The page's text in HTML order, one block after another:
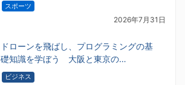
スポーツ
2026年7月31日
ドローンを飛ばし、プログラミングの基
礎知識を学ぼう 大阪と東京の…
ビジネス